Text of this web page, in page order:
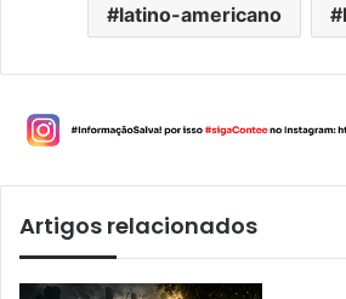
latino-americano
Artigos relacionados